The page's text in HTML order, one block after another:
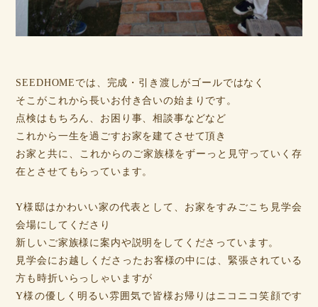
SEEDHOMEでは、完成・引き渡しがゴールではなく
そこがこれから長いお付き合いの始まりです。
点検はもちろん、お困り事、相談事などなど
これから一生を過ごすお家を建てさせて頂き
お家と共に、これからのご家族様をずーっと見守っていく存
在とさせてもらっています。
Y様邸はかわいい家の代表として、お家をすみごこち見学会
会場にしてくださり
新しいご家族様に案内や説明をしてくださっています。
見学会にお越しくださったお客様の中には、緊張されている
方も時折いらっしゃいますが
Y様の優しく明るい雰囲気で皆様お帰りはニコニコ笑顔です